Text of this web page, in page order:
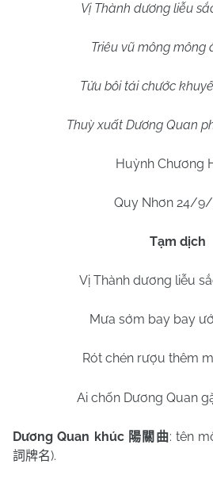
Vị Thành dương liễu
Triêu vũ mông mông
Tửu bôi tái chước
Thuỳ xuất Dương Quan
Huỳnh Chương
Quy Nhơn 24/
Tạm dịch
Vị Thành dương liễu
Mưa sớm bay bay
Rót chén rượu thêm
Ai chốn Dương Quan
Dương Quan khúc 陽關曲: tên
詞牌名).